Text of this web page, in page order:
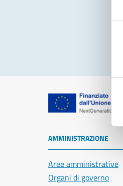
AMMINISTRAZIONE
Aree amministrative
Organi di governo